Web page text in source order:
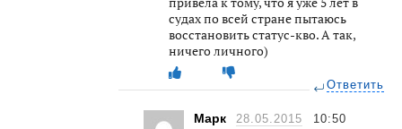
судах по всей стране пытаюсь
восстановить статус-кво. А так,
ничего личного)
Ответить
Марк 28.05.2015 10:50